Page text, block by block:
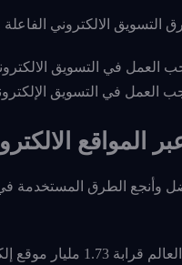
الالكتروني الفاعلة
العمل في التسويق
المواقع
أفضل وأنجع الطرق
كما أشارت